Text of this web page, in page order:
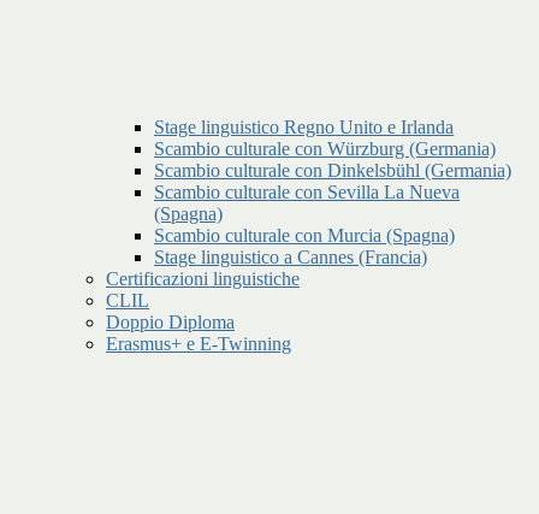
Stage linguistico Regno Unito e Irlanda
Scambio culturale con Würzburg (Germania)
Scambio culturale con Dinkelsbühl (Germania)
Scambio culturale con Sevilla La Nueva
(Spagna)
Scambio culturale con Murcia (Spagna)
Stage linguistico a Cannes (Francia)
Certificazioni linguistiche
CLIL
Doppio Diploma
Erasmus+ e E-Twinning